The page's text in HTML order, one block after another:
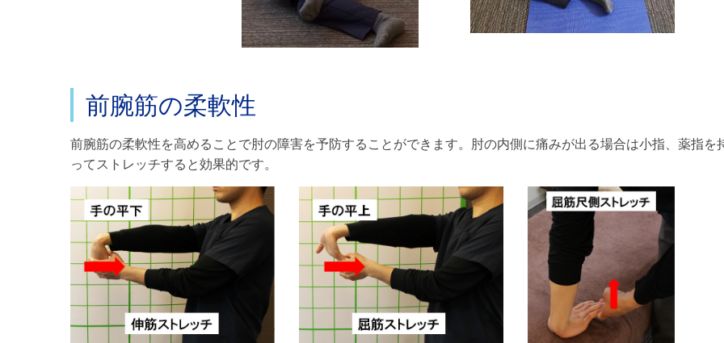
前腕筋の柔軟性
前腕筋の柔軟性を高めることで肘の障害を予防することができます。肘の内側に痛みが出る場合は小指、薬指を
ってストレッチすると効果的です。